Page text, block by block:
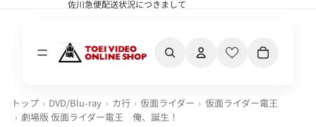
佐川急便配送状況につきまして
佐川急便配送状況につきまして
トップ DVD/Blu-ray カ行 仮面ライダー
仮面ライダー電王
劇場版 仮面ライダー電王 俺、誕生！